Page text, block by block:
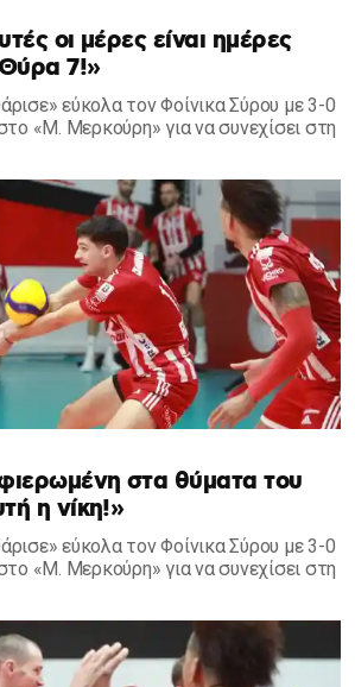
οι μέρες είναι ημέρες
7!»
εύκολα τον Φοίνικα Σύρου με 3-0
«Μ. Μερκούρη» για να συνεχίσει στη
στα θύματα του
η νίκη!»
εύκολα τον Φοίνικα Σύρου με 3-0
«Μ. Μερκούρη» για να συνεχίσει στη